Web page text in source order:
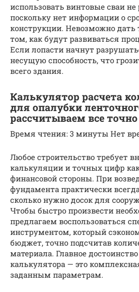
использовать винтовые сваи не
поскольку нет информации о
конструкции. Невозможно дать
том, как будут развиваться
Если лопасти начнут
несущую способность, что
всего здания.
Калькулятор расчета
для опалубки
рассчитываем все точно
Время чтения: 3 минуты Нет
Любое строительство требует
калькуляции и точных цифр
финансовой стороны. При
фундамента практически
сколько нужно досок для
Чтобы быстро произвести
предлагаем воспользоваться
инструментом, который
бюджет, точно подсчитав
материала. Главное
калькулятора — это
заданным параметрам.